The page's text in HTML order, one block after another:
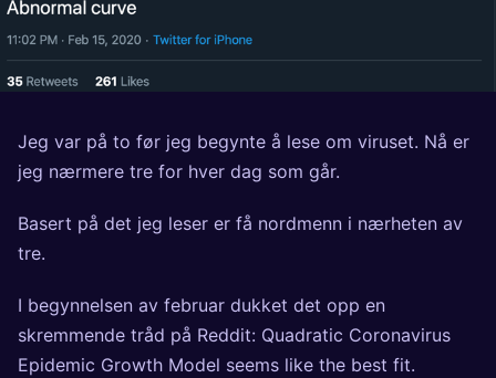
Jeg var på to før jeg begynte å lese om viruset. Nå er
jeg nærmere tre for hver dag som går.
Basert på det jeg leser er få nordmenn i nærheten av
tre.
I begynnelsen av februar dukket det opp en
skremmende tråd på Reddit: Quadratic Coronavirus
Epidemic Growth Model seems like the best fit.